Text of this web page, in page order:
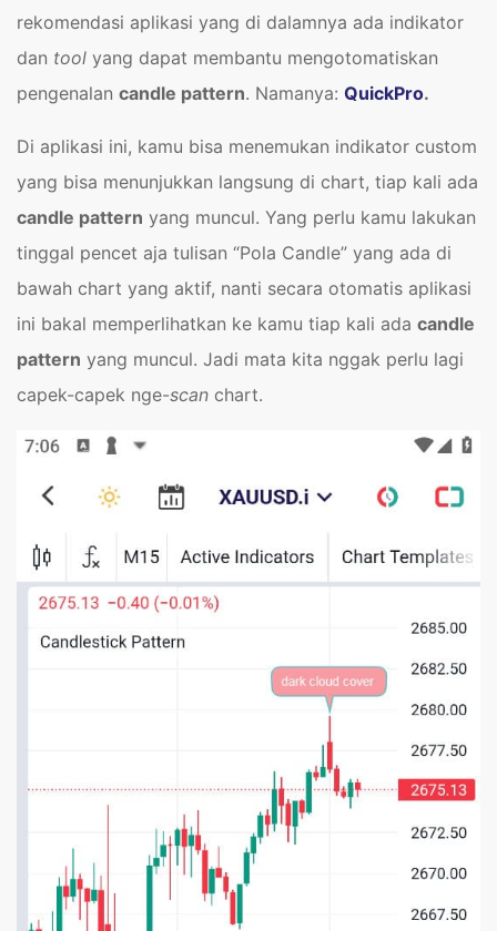
rekomendasi aplikasi yang di dalamnya ada indikator
dan tool yang dapat membantu mengotomatiskan
pengenalan candle pattern. Namanya: QuickPro.
Di aplikasi ini, kamu bisa menemukan indikator custom
yang bisa menunjukkan langsung di chart, tiap kali ada
candle pattern yang muncul. Yang perlu kamu lakukan
tinggal pencet aja tulisan “Pola Candle” yang ada di
bawah chart yang aktif, nanti secara otomatis aplikasi
ini bakal memperlihatkan ke kamu tiap kali ada candle
pattern yang muncul. Jadi mata kita nggak perlu lagi
capek-capek nge-scan chart.